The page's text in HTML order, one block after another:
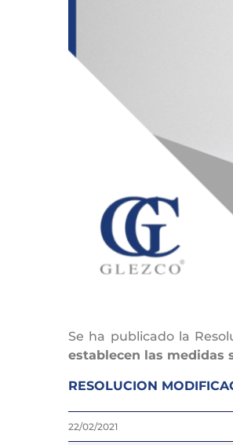
Se ha publicado la
establecen las medidas
RESOLUCION
22/02/2021